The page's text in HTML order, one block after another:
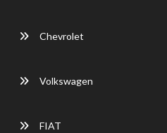
Chevrolet
Volkswagen
FIAT